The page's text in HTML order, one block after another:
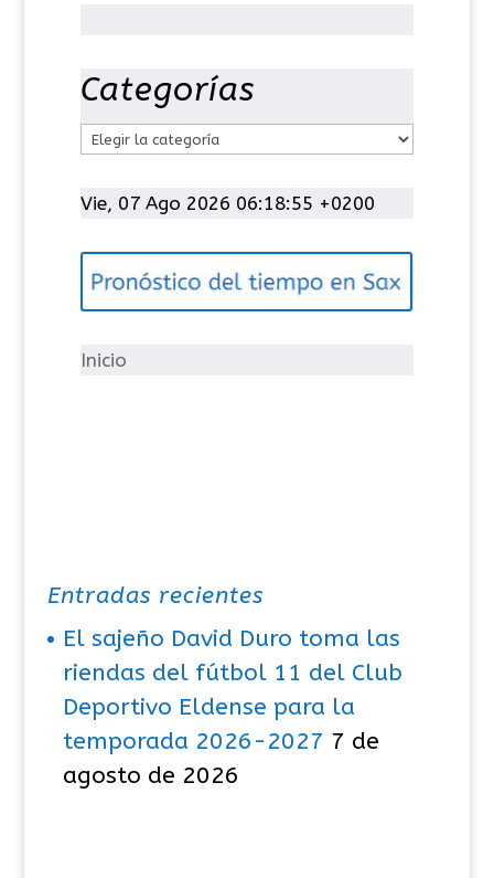
Categorías
t
g
í
Vie, 07 Ago 2026 06:18:55 +0200
Inicio
Entradas recientes
El sajeño David Duro toma las
riendas del fútbol 11 del Club
Deportivo Eldense para la
temporada 2026-2027 7 de
agosto de 2026